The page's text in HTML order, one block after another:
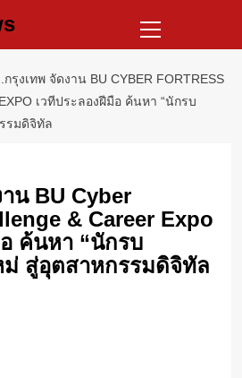
Menu
กรุงเทพ จัดงาน BU CYBER FORTRESS
เวทีประลองฝีมือ ค้นหา “นักรบ
รมดิจิทัล
น BU Cyber
& Career Expo
ค้นหา “นักรบ
ม่ สู่อุตสาหกรรมดิจิทัล